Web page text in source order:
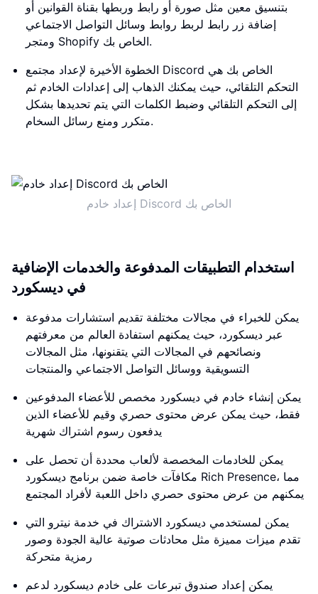
بتنسيق معين مثل صورة أو رابط وربطها بقناة القوانين أو
إضافة زر رابط لربط روابط وسائل التواصل الاجتماعي
ومتجر Shopify الخاص بك.
الخطوة الأخيرة لإعداد مجتمع Discord الخاص بك هي
التحكم التلقائي، حيث يمكنك الذهاب إلى إعدادات الخادم ثم
إلى التحكم التلقائي وضبط الكلمات التي يتم تحديدها بشكل
متكرر ومنع رسائل السخام.
إعداد خادم Discord الخاص بك
استخدام التطبيقات المدفوعة والخدمات الإضافية
في ديسكورد
يمكن للخبراء في مجالات مختلفة تقديم استشارات مدفوعة
عبر ديسكورد، حيث يمكنهم استفادة العالم من معرفتهم
ونصائحهم في المجالات التي يتقنونها، مثل المجالات
التسويقية ووسائل التواصل الاجتماعي والمنتجات
يمكن إنشاء خادم في ديسكورد مخصص للأعضاء المدفوعين
فقط، حيث يمكن عرض محتوى حصري وقيم للأعضاء الذين
يدفعون رسوم اشتراك شهرية
يمكن للخادمات المخصصة لألعاب محددة أن تحصل على
مكافآت خاصة ضمن برنامج ديسكورد Rich Presence، مما
يمكنهم من عرض محتوى حصري داخل اللعبة لأفراد المجتمع
يمكن لمستخدمي ديسكورد الاشتراك في خدمة نيترو التي
تقدم ميزات مميزة مثل محادثات صوتية عالية الجودة وصور
رمزية متحركة
يمكن إعداد صندوق تبرعات على خادم ديسكورد لدعم